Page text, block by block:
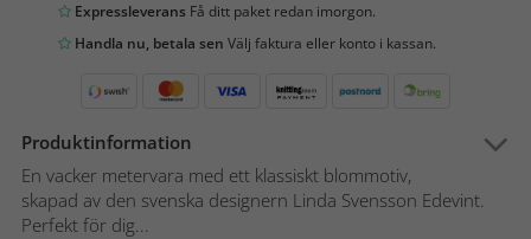
Expressleverans Få ditt paket redan imorgon.
Handla nu, betala sen Välj faktura eller konto i kassan.
Produktinformation
En vacker metervara med ett klassiskt blommotiv,
skapad av den svenska designern Linda Svensson Edevint.
Perfekt för dig...